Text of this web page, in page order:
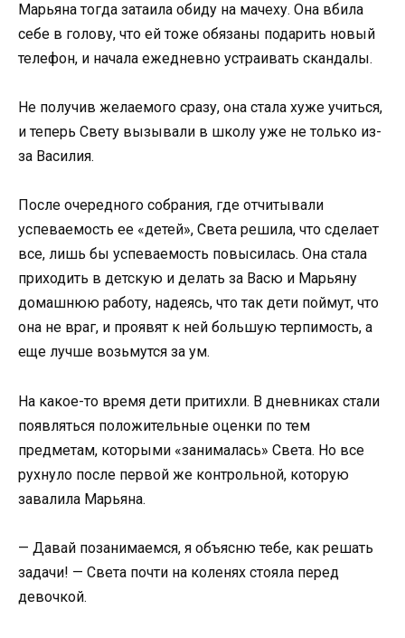
Марьяна тогда затаила обиду на мачеху. Она вбила
себе в голову, что ей тоже обязаны подарить новый
телефон, и начала ежедневно устраивать скандалы.
Не получив желаемого сразу, она стала хуже учиться,
и теперь Свету вызывали в школу уже не только из-
за Василия.
После очередного собрания, где отчитывали
успеваемость ее «детей», Света решила, что сделает
все, лишь бы успеваемость повысилась. Она стала
приходить в детскую и делать за Васю и Марьяну
домашнюю работу, надеясь, что так дети поймут, что
она не враг, и проявят к ней большую терпимость, а
еще лучше возьмутся за ум.
На какое-то время дети притихли. В дневниках стали
появляться положительные оценки по тем
предметам, которыми «занималась» Света. Но все
рухнуло после первой же контрольной, которую
завалила Марьяна.
— Давай позанимаемся, я объясню тебе, как решать
задачи! — Света почти на коленях стояла перед
девочкой.